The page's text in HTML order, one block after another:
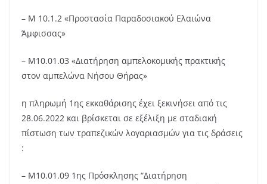
– Μ 10.1.2 «Προστασία Παραδοσιακού Ελαιώνα
Άμφισσας»
– Μ10.01.03 «Διατήρηση αμπελοκομικής πρακτικής
στον αμπελώνα Νήσου Θήρας»
η πληρωμή 1ης εκκαθάρισης έχει ξεκινήσει από τις
28.06.2022 και βρίσκεται σε εξέλιξη με σταδιακή
πίστωση των τραπεζικών λογαριασμών για τις δράσεις
:
– Μ10.01.09 1ης Πρόσκλησης “Διατήρηση